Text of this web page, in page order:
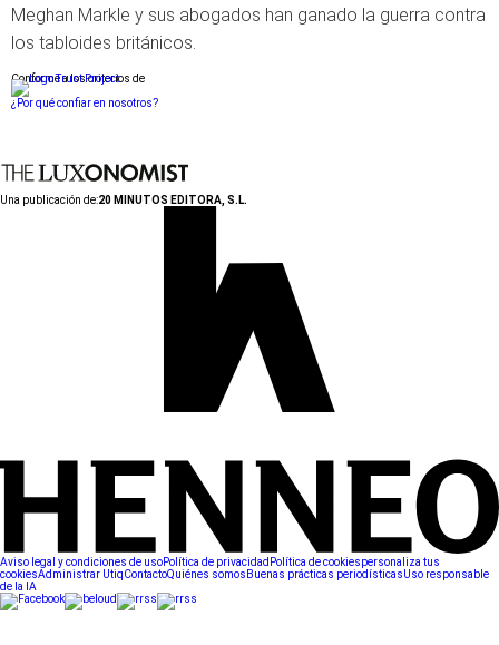
Meghan Markle y sus abogados han ganado la guerra contra
los tabloides británicos.
Conforme a los criterios de
¿Por qué confiar en nosotros?
Una publicación de:20 MINUTOS EDITORA, S.L.
Aviso legal y condiciones de usoPolítica de privacidad Política de cookiespersonaliza tus
cookiesAdministrar UtiqContactoQuiénes somos Buenas prácticas periodísticasUso responsable
de la IA